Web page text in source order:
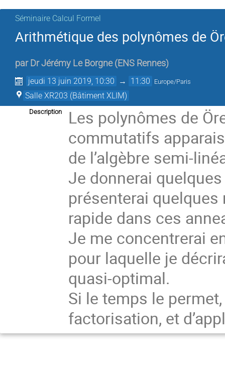
Séminaire Calcul Formel
Arithmétique des polynômes de
par Dr Jérémy Le Borgne (ENS Rennes)
jeudi 13 juin 2019, 10:30 → 11:30 Europe/Paris
Salle XR203 (Bâtiment XLIM)
Description
Les polynômes de
commutatifs
de l’algèbre semi-
Je donnerai
présenterai
rapide dans ces
Je me concentrerai
pour laquelle je
quasi-optimal.
Si le temps le
factorisation, et